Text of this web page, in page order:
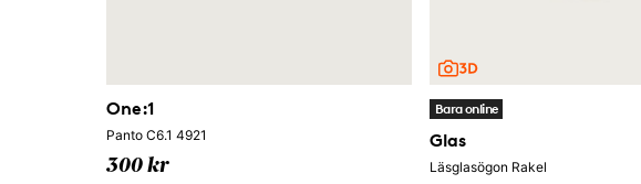
One:1
Panto C6.1 4921
300 kr
Bara online
Glas
Läsglasögon Rakel